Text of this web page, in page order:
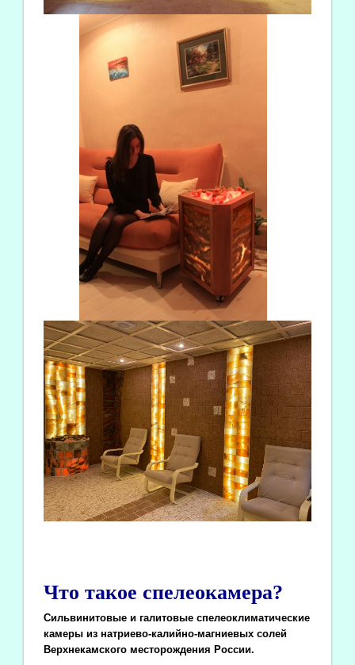
Что такое спелеокамера?
Сильвинитовые и галитовые спелеоклиматические
камеры из натриево-калийно-магниевых солей
Верхнекамского месторождения России.